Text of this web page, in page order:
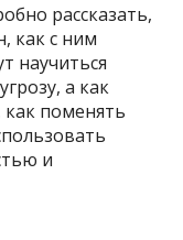
рассказать,
как с ним
научиться
а как
поменять
и